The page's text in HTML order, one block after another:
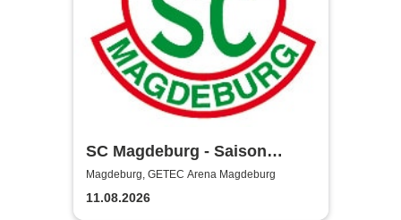
SC Magdeburg - Saison
2026/2027
Magdeburg, GETEC Arena Magdeburg
11.08.2026